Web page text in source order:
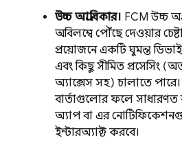
উচ্চ অগ্রাধিকার। FCM উচ্চ
অবিলম্বে পৌঁছে দেওয়ার
প্রয়োজনে একটি ঘুমন্ত
এবং কিছু সীমিত প্রসেসিং
অ্যাক্সেস সহ) চালাতে
বার্তাগুলোর ফলে সাধারণত
অ্যাপ বা এর
ইন্টারঅ্যাক্ট করবে।